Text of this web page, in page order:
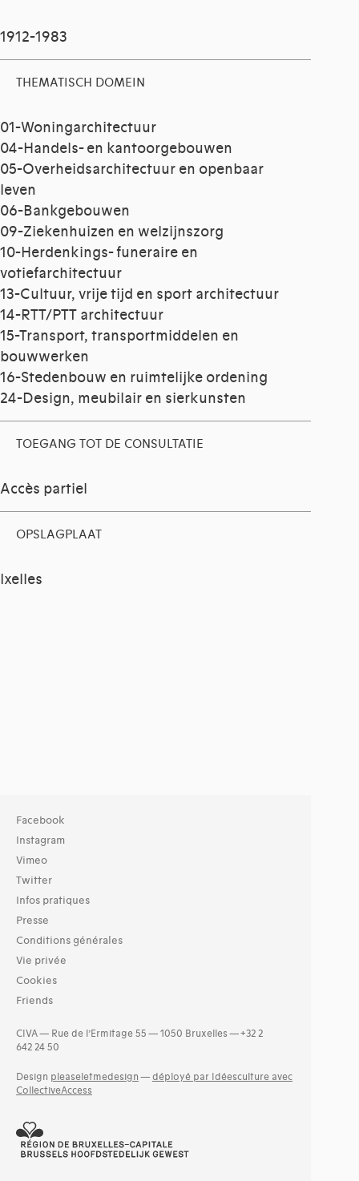
1912-1983
THEMATISCH DOMEIN
01-Woningarchitectuur
04-Handels- en kantoorgebouwen
05-Overheidsarchitectuur en openbaar
leven
06-Bankgebouwen
09-Ziekenhuizen en welzijnszorg
10-Herdenkings- funeraire en
votiefarchitectuur
13-Cultuur, vrije tijd en sport architectuur
14-RTT/PTT architectuur
15-Transport, transportmiddelen en
bouwwerken
16-Stedenbouw en ruimtelijke ordening
24-Design, meubilair en sierkunsten
TOEGANG TOT DE CONSULTATIE
Accès partiel
OPSLAGPLAAT
Ixelles
Facebook
Instagram
Vimeo
Twitter
Infos pratiques
Presse
Conditions générales
Vie privée
Cookies
Friends
CIVA — Rue de l’Ermitage 55 — 1050 Bruxelles — +32 2
642 24 50
Design pleaseletmedesign — déployé par Idéesculture avec
CollectiveAccess